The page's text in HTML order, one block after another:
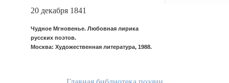
20 декабря 1841
Чудное Мгновенье. Любовная лирика
русских поэтов.
Москва: Художественная литература, 1988.